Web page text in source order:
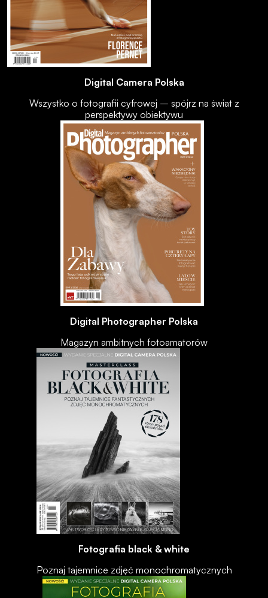
Digital Camera Polska
Wszystko o fotografii cyfrowej – spójrz na świat z
perspektywy obiektywu
Digital Photographer Polska
Magazyn ambitnych fotoamatorów
Fotografia black & white
Poznaj tajemnice zdjęć monochromatycznych